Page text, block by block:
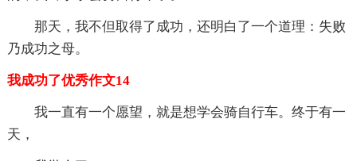
那天，我不但取得了成功，还明白了一个道理：失败
乃成功之母。
我成功了优秀作文14
我一直有一个愿望，就是想学会骑自行车。终于有一
天，